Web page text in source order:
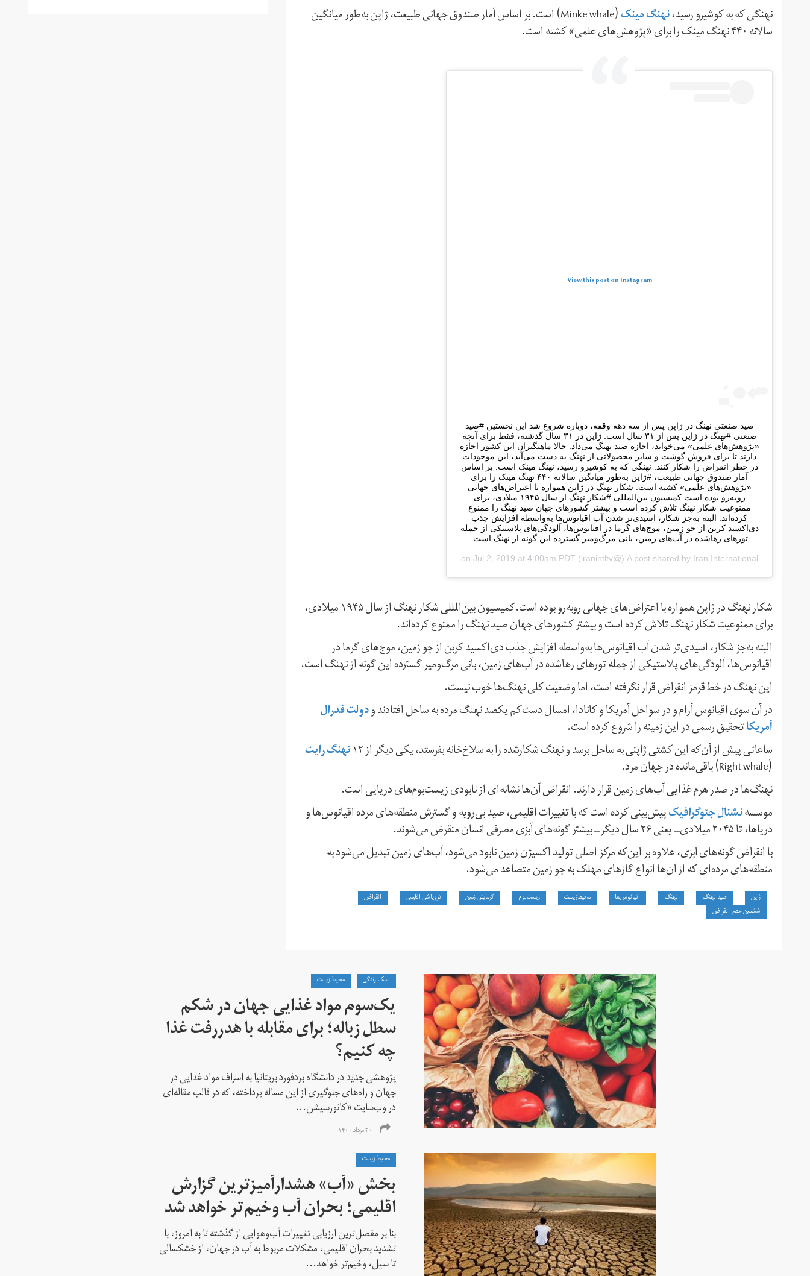
نهنگی که به کوشیرو رسید،نهنگ مینک (Minke whale) است. بر اساس آمار صندوق جهانی طبیعت، ژاپن به‌طور میانگین
سالانه ۴۴۰ نهنگ مینک را برای «پژوهش‌های علمی» کشته است.
View this post on Instagram
صید صنعتی نهنگ در ژاپن پس از سه دهه وقفه، دوباره شروع شد این نخستین #صید
صنعتی #نهنگ در ژاپن پس از ۳۱ سال است. ژاپن در ۳۱ سال گذشته، فقط برای آنچه
«پژوهش‌های علمی» می‌خواند، اجازه صید نهنگ می‌داد. حالا ماهیگیران این کشور اجازه
دارند تا برای فروش گوشت و سایر محصولاتی از نهنگ به دست می‌آید، این موجودات
در خطر انقراض را شکار کنند. نهنگی که به کوشیرو رسید، نهنگ مینک است. بر اساس
آمار صندوق جهانی طبیعت، #ژاپن به‌طور میانگین سالانه ۴۴۰ نهنگ مینک را برای
«پژوهش‌های علمی» کشته است. شکار نهنگ در ژاپن همواره با اعتراض‌های جهانی
روبه‌رو بوده است.کمیسیون بین‌المللی #شکار نهنگ از سال ۱۹۴۵ میلادی، برای
ممنوعیت شکار نهنگ تلاش کرده است و بیشتر کشورهای جهان صید نهنگ را ممنوع
کرده‌اند. البته به‌جز شکار، اسیدی‌تر شدن آب اقیانوس‌ها به‌واسطه افزایش جذب
دی‌اکسید کربن از جو زمین، موج‌های گرما در اقیانوس‌ها، آلودگی‌های پلاستیکی از جمله
تورهای رها‌شده در آب‌های زمین، بانی مرگ‌و‌میر گسترده این گونه از نهنگ است.
A post shared by Iran International
(@iranintltv‏) on
Jul 2, 2019 at 4:00am PDT
شکار نهنگ در ژاپن همواره با اعتراض‌های جهانی روبه‌رو بوده است.کمیسیون بین‌المللی شکار نهنگ از سال ۱۹۴۵ میلادی،
برای ممنوعیت شکار نهنگ تلاش کرده است و بیشتر کشورهای جهان صید نهنگ را ممنوع کرده‌اند.
البته به‌جز شکار، اسیدی‌تر شدن آب اقیانوس‌ها به‌واسطه افزایش جذب دی‌اکسید کربن از جو زمین، موج‌های گرما در
اقیانوس‌ها، آلودگی‌های پلاستیکی از جمله تورهای رها‌شده در آب‌های زمین، بانی مرگ‌و‌میر گسترده این گونه از نهنگ است.
این نهنگ در خط قرمز انقراض قرار نگرفته است، اما وضعیت کلی نهنگ‌ها خوب نیست.
در آن سوی اقیانوس آرام و در سواحل آمریکا و کانادا، امسال دست‌کم یکصد نهنگ مرده به ساحل افتادند ودولت فدرال
آمریکاتحقیق رسمی در این زمینه را شروع کرده است.
ساعاتی پیش از آن‌که این کشتی ژاپنی به ساحل برسد و نهنگ شکار‌شده را به سلاخ‌خانه بفرستد، یکی دیگر از ۱۲
نهنگ رایت
(Right whale) باقی‌مانده در جهان مرد.
نهنگ‌ها در صدر هرم غذایی آب‌های زمین قرار دارند. انقراض آن‌ها نشانه‌ای از نابودی زیست‌بوم‌های دریایی است.
موسسهنشنال جئوگرافیکپیش‌بینی کرده است که با تغییرات اقلیمی، صید بی‌رویه و گسترش منطقه‌های مرده اقیانوس‌ها و
دریاها، تا ۲۰۴۵ میلادی‌ــ یعنی ۲۶ سال دیگر‌ــ بیشتر گونه‌های آبزی مصرفی انسان منقرض می‌شوند.
با انقراض گونه‌های آبزی، علاوه بر این‌که مرکز اصلی تولید اکسیژن زمین نابود می‌شود، آب‌های زمین تبدیل می‌شود به
منطقه‌های مرده‌ای که از آن‌ها انواع گازهای مهلک به جو زمین متصاعد می‌شود.
ژاپن صید نهنگ نهنگ اقیانوس‌ها محیط‌زیست زیست‌بوم گرمایش زمین فروپاشی اقلیمی
انقراض
ششمین عصر انقراض
سبک زندگی محیط زیست
یک‌سوم مواد غذایی جهان در شکم
سطل زباله؛ برای مقابله با هدر‌رفت غذا
چه کنیم؟
پژوهشی جدید در دانشگاه بردفورد بریتانیا به اسراف مواد غذایی در
جهان و راه‌های جلوگیری از این مساله پرداخته، که در قالب مقاله‌ای
در وب‌سایت «کانورسیشن...
۳۰ مرداد ۱۴۰۰
محیط زیست
بخش «آب» هشدارآمیزترین گزارش
اقلیمی؛ بحران آب وخیم‌تر خواهد شد
بنا بر مفصل‌ترین ارزیابی تغییرات آب‌وهوایی از گذشته تا به امروز، با
تشدید بحران اقلیمی، مشکلات مربوط به آب در جهان، از خشکسالی
تا سیل، وخیم‌تر خواهد...